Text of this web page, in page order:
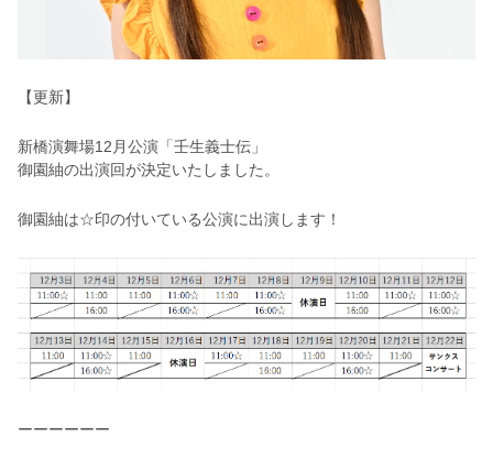
【更新】
新橋演舞場12月公演「壬生義士伝」
御園紬の出演回が決定いたしました。
御園紬は☆印の付いている公演に出演します！
ーーーーーー